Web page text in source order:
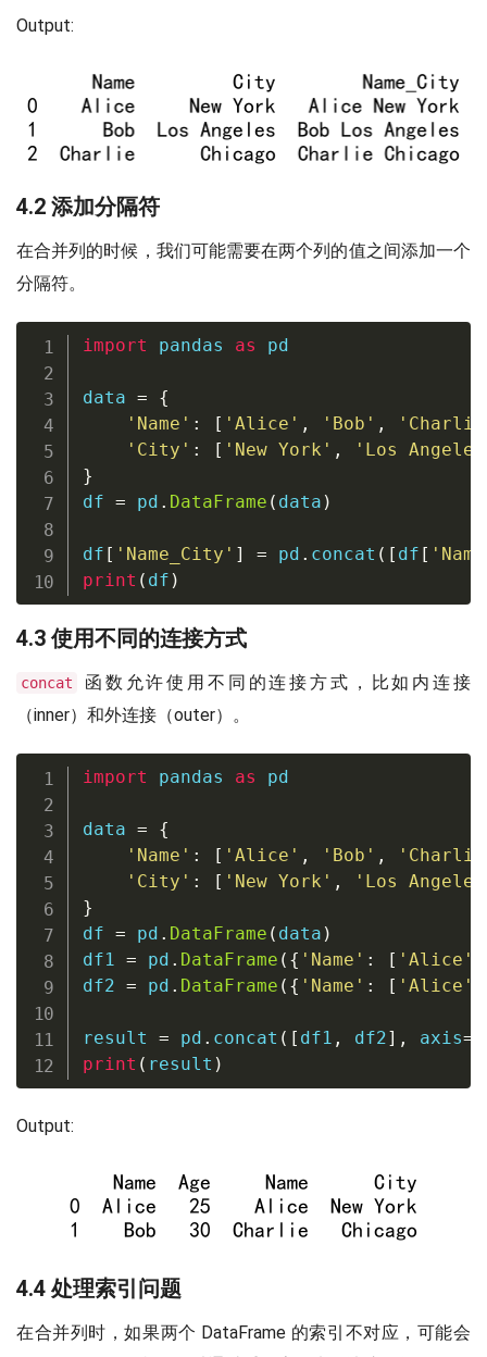
Output:
4.2 添加分隔符
在合并列的时候，我们可能需要在两个列的值之间添加一个
分隔符。
import pandas as pd
data =
{
'Name' : [ 'Alice' , 'Bob' ,
'City' : [ 'New York' ,
'Los
}
df = pd . DataFrame ( data )
df [ 'Name_City' ] = pd . concat ( [ df [
print ( df )
4.3 使用不同的连接方式
concat
函数允许使用不同的连接方式，比如内连接
（inner）和外连接（outer）。
import pandas as pd
data =
{
'Name' : [ 'Alice' , 'Bob' ,
'City' : [ 'New York' ,
'Los
}
df = pd . DataFrame ( data )
df1 = pd . DataFrame ( { 'Name' : [ 'Alice'
df2 = pd . DataFrame ( { 'Name' : [ 'Alice'
result = pd . concat ( [ df1 , df2] , axis=
print ( result )
Output:
4.4 处理索引问题
在合并列时，如果两个 DataFrame 的索引不对应，可能会